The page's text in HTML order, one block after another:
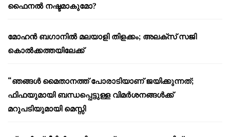
ഫൈനൽ നഷ്ടമാകുമോ?
മോഹൻ ബഗാനിൽ മലയാളി തിളക്കം; അലക്സ് സജി
കൊൽക്കത്തയിലേക്ക്
“ഞങ്ങൾ മൈതാനത്ത് പോരാടിയാണ് ജയിക്കുന്നത്;
ഫിഫയുമായി ബന്ധപ്പെട്ടുള്ള വിമർശനങ്ങൾക്ക്
മറുപടിയുമായി മെസ്സി